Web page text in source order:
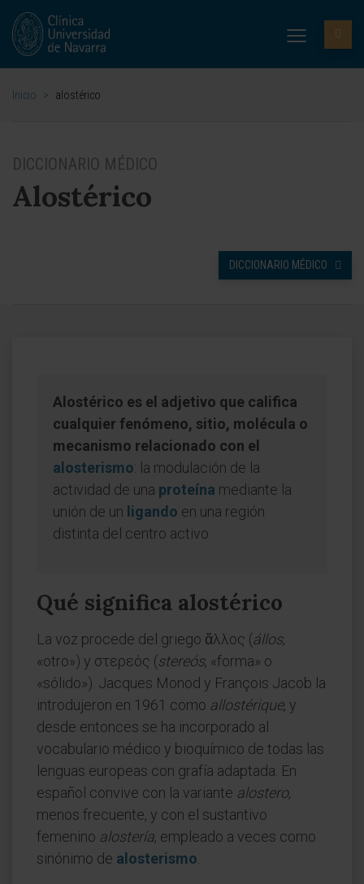
Inicio > alostérico
DICCIONARIO MÉDICO
Alostérico
DICCIONARIO MÉDICO
Alostérico es el adjetivo que califica
cualquier fenómeno, sitio, molécula o
mecanismo relacionado con el
alosterismo: la modulación de la
actividad de una proteína mediante la
unión de un ligando en una región
distinta del centro activo.
Qué significa alostérico
La voz procede del griego ἄλλος (állos,
«otro») y στερεός (stereós, «forma» o
«sólido»). Jacques Monod y François Jacob la
introdujeron en 1961 como allostérique, y
desde entonces se ha incorporado al
vocabulario médico y bioquímico de todas las
lenguas europeas con grafía adaptada. En
español convive con la variante alostero,
menos frecuente, y con el sustantivo
femenino alostería, empleado a veces como
sinónimo de alosterismo